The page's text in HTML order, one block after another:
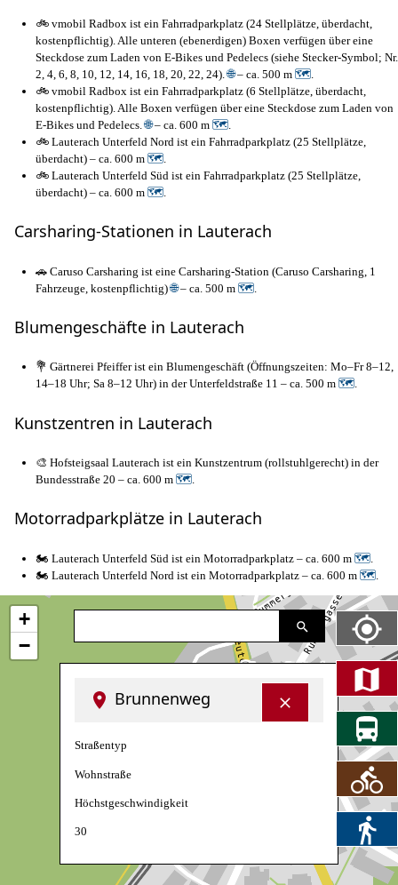
🚲 vmobil Radbox ist ein Fahrradparkplatz (24 Stellplätze, überdacht,
kostenpflichtig). Alle unteren (ebenerdigen) Boxen verfügen über eine
Steckdose zum Laden von E-Bikes und Pedelecs (siehe Stecker-Symbol; Nr.
2, 4, 6, 8, 10, 12, 14, 16, 18, 20, 22, 24).🌐– ca. 500 m 🗺
🚲 vmobil Radbox ist ein Fahrradparkplatz (6 Stellplätze, überdacht,
kostenpflichtig). Alle Boxen verfügen über eine Steckdose zum Laden von
E-Bikes und Pedelecs.🌐– ca. 600 m 🗺
🚲 Lauterach Unterfeld Nord ist ein Fahrradparkplatz (25 Stellplätze,
überdacht) – ca. 600 m 🗺
🚲 Lauterach Unterfeld Süd ist ein Fahrradparkplatz (25 Stellplätze,
überdacht) – ca. 600 m 🗺
Carsharing-Stationen in Lauterach
🚗 Caruso Carsharing ist eine Carsharing-Station (Caruso Carsharing, 1
Fahrzeuge, kostenpflichtig)🌐– ca. 500 m 🗺
Blumengeschäfte in Lauterach
💐 Gärtnerei Pfeiffer ist ein Blumengeschäft (Öffnungszeiten: Mo–Fr 8–12,
14–18 Uhr; Sa 8–12 Uhr) in der Unterfeldstraße 11 – ca. 500 m 🗺.
Kunstzentren in Lauterach
🎨 Hofsteigsaal Lauterach ist ein Kunstzentrum (rollstuhlgerecht) in der
Bundesstraße 20 – ca. 600 m 🗺
Motorradparkplätze in Lauterach
🏍️ Lauterach Unterfeld Süd ist ein Motorradparkplatz – ca. 600 m 🗺
🏍️ Lauterach Unterfeld Nord ist ein Motorradparkplatz – ca. 600 m 🗺
Brunnenweg
Straßentyp
Wohnstraße
Höchstgeschwindigkeit
30
+
−